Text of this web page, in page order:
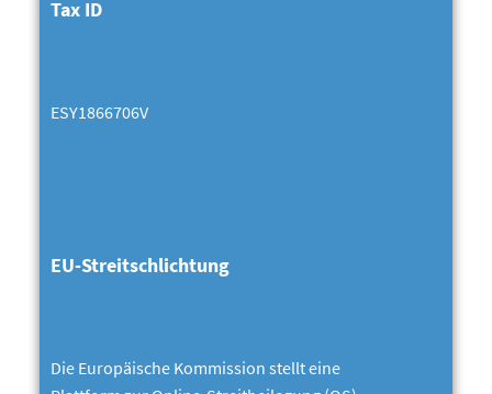
Tax ID
ESY1866706V
EU-Streitschlichtung
Die Europäische Kommission stellt eine